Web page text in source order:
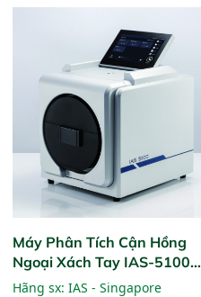
vận hành của các phiên bản FPA
trước đó. Nhưng so với các phiên
bản trước, FPA touch! nhỏ hơn và
nhẹ hơn đáng kể, đồng thời được
nâng cấp với các tính năng mới.
Máy Phân Tích Cận Hồng
Ngoại Xách Tay IAS-5100
(Portable NIR Analyzer)
Hãng sx: IAS - Singapore